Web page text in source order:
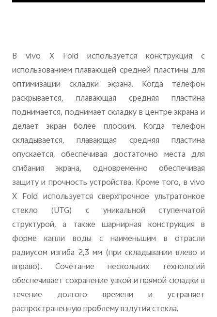
В vivo X Fold используется конструкция с
использованием плавающей средней пластины для
оптимизации складки экрана. Когда телефон
раскрывается, плавающая средняя пластина
поднимается, поднимает складку в центре экрана и
делает экран более плоским. Когда телефон
складывается, плавающая средняя пластина
опускается, обеспечивая достаточно места для
сгибания экрана, одновременно обеспечивая
защиту и прочность устройства. Кроме того, в vivo
X Fold используется сверхпрочное ультратонкое
стекло (UTG) с уникальной ступенчатой
структурой, а также шарнирная конструкция в
форме капли воды с наименьшим в отрасли
радиусом изгиба 2,3 мм (при складывании влево и
вправо). Сочетание нескольких технологий
обеспечивает сохранение узкой и прямой складки в
течение долгого времени и устраняет
распространенную проблему вздутия стекла.